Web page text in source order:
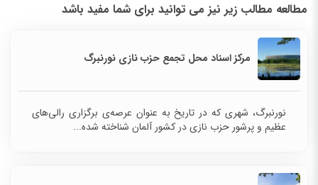
مطالعه مطالب زیر نیز می توانید برای شما مفید باشد
مرکز اسناد محل تجمع حزب نازی نورنبرگ
نورنبرگ، شهری که در تاریخ به عنوان عرصه‌ی برگزاری رالی‌های
عظیم و پرشور حزب نازی در کشور آلمان شناخته شده...